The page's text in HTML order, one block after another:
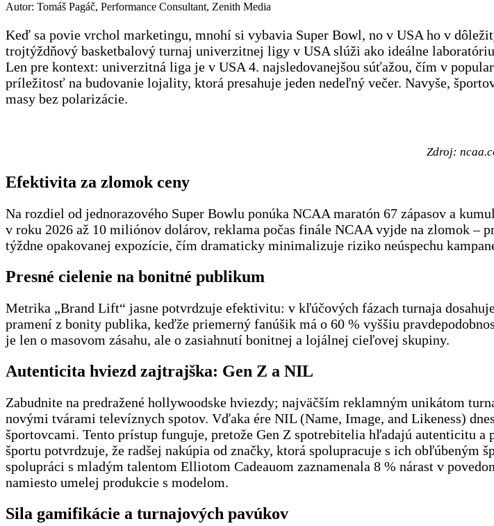
Autor: Tomáš Pagáč, Performance Consultant, Zenith Media
Keď sa povie vrchol marketingu, mnohí si vybavia Super Bowl, no v USA ho v
trojtýždňový basketbalový turnaj univerzitnej ligy v USA slúži ako ideálne
Len pre kontext: univerzitná liga je v USA 4. najsledovanejšou súťažou, čím v
príležitosť na budovanie lojality, ktorá presahuje jeden nedeľný večer. Navyše,
masy bez polarizácie.
Zdroj:
Efektivita za zlomok ceny
Na rozdiel od jednorazového Super Bowlu ponúka NCAA maratón 67 zápasov a
v roku 2026 až 10 miliónov dolárov, reklama počas finále NCAA vyjde na zlomok –
týždne opakovanej expozície, čím dramaticky minimalizuje riziko neúspechu
Presné cielenie na bonitné publikum
Metrika „Brand Lift“ jasne potvrdzuje efektivitu: v kľúčových fázach turnaja
pramení z bonity publika, keďže priemerný fanúšik má o 60 % vyššiu
je len o masovom zásahu, ale o zasiahnutí bonitnej a lojálnej cieľovej skupiny.
Autenticita hviezd zajtrajška: Gen Z a NIL
Zabudnite na predražené hollywoodske hviezdy; najväčším reklamným unikátom
novými tvárami televíznych spotov. Vďaka ére NIL (Name, Image, and Likeness)
športovcami. Tento prístup funguje, pretože Gen Z spotrebitelia hľadajú autenticitu
športu potvrdzuje, že radšej nakúpia od značky, ktorá spolupracuje s ich obľúbeným
spolupráci s mladým talentom Elliotom Cadeauom zaznamenala 8 % nárast v
namiesto umelej produkcie s modelom.
Sila gamifikácie a turnajových pavúkov